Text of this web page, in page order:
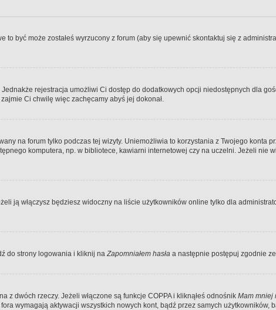
być może zostałeś wyrzucony z forum (aby się upewnić skontaktuj się z
rejestracja umożliwi Ci dostęp do dodatkowych opcji niedostępnych dla
Ci chwilę więc zachęcamy abyś jej dokonał.
na forum tylko podczas tej wizyty. Uniemożliwia to korzystania z Twojego konta
komputera, np. w bibliotece, kawiarni internetowej czy na uczelni. Jeżeli nie
ją włączysz będziesz widoczny na liście użytkowników online tylko dla
do strony logowania i kliknij naZapomniałem hasła a następnie postępuj zgodnie
dwóch rzeczy. Jeżeli włączone są funkcje COPPA i kliknąłeś odnośnik Mam mniej
wymagają aktywacji wszystkich nowych kont, bądź przez samych użytkowników,